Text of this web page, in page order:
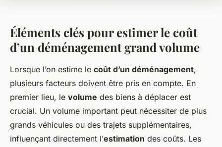
Éléments clés pour estimer le coût
d’un déménagement grand volume
Lorsque l’on estime le coût d’un déménagement,
plusieurs facteurs doivent être pris en compte. En
premier lieu, le volume des biens à déplacer est
crucial. Un volume important peut nécessiter de plus
grands véhicules ou des trajets supplémentaires,
influençant directement l’estimation des coûts. Les